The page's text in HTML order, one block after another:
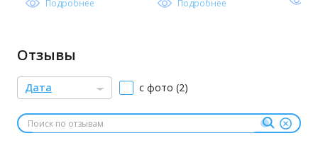
Подробнее
Подробнее
Отзывы
Дата с фото (2)